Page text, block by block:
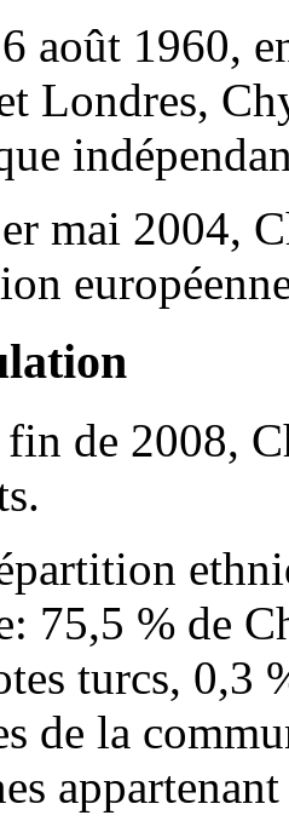
août 1960,
Londres,
mai 2004,
de 2008,
75,5 % de
turcs, 0,3
de la